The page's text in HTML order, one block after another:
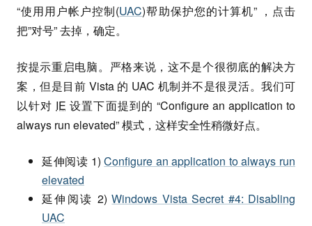
“使用用户帐户控制(UAC)帮助保护您的计算机” ，点击
把”对号” 去掉，确定。
按提示重启电脑。严格来说，这不是个很彻底的解决方
案，但是目前 Vista 的 UAC 机制并不是很灵活。我们可
以针对 IE 设置下面提到的 “Configure an application to
always run elevated” 模式，这样安全性稍微好点。
延伸阅读 1)Configure an application to always run
elevated
延伸阅读 2)Windows Vista Secret #4: Disabling
UAC